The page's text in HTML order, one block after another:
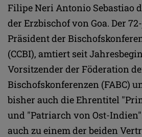
Filipe Neri Antonio Sebastiao
der Erzbischof von Goa. Der
Präsident der
(CCBI), amtiert seit
Vorsitzender der Föderation
Bischofskonferenzen (FABC)
bisher auch die Ehrentitel
und "Patriarch von Ost-
auch zu einem der beiden